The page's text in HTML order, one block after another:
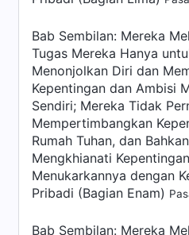
Bab Sembilan: Mereka
Tugas Mereka Hanya
Menonjolkan Diri dan
Kepentingan dan Ambisi
Sendiri; Mereka Tidak
Mempertimbangkan
Rumah Tuhan, dan Bahkan
Mengkhianati
Menukarkannya dengan
Pribadi (Bagian Enam)
Bab Sembilan: Mereka